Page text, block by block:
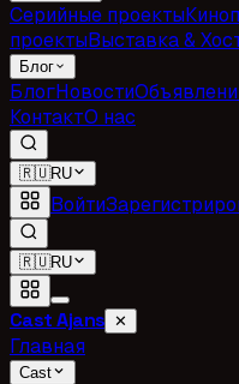
Серийные проекты
проектыВыставка &
Блог
БлогНовости
КонтактО нас
🇷🇺RU
Войти
🇷🇺RU
Cast Ajans ✕
Главная
Cast